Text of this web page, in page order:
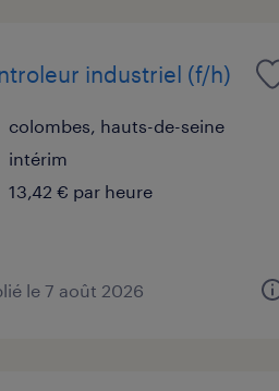
industriel (f/h)
colombes, hauts-de-seine
intérim
13,42 € par heure
le 7 août 2026